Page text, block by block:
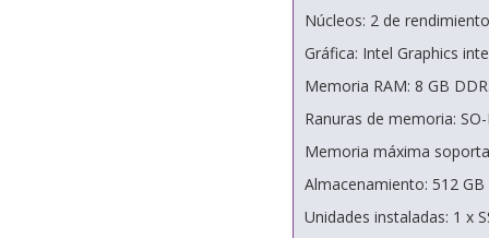
Núcleos: 2 de
Gráfica: Intel Graphics
Memoria RAM: 8 GB
Ranuras de memoria:
Memoria máxima
Almacenamiento: 512 GB
Unidades instaladas: 1 x